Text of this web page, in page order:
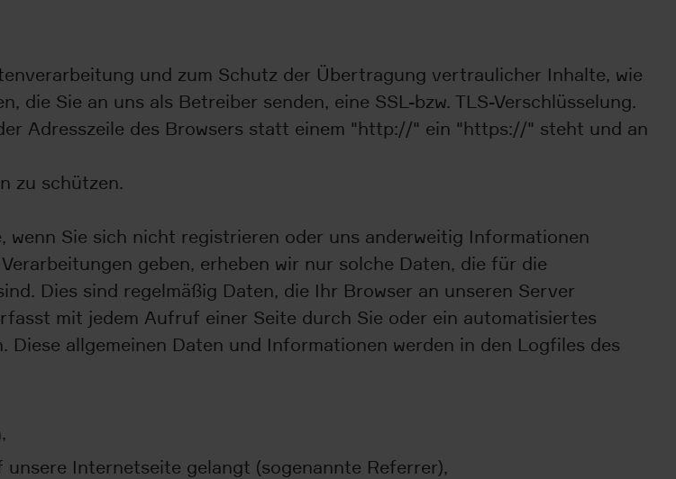
und zum Schutz der Übertragung vertraulicher Inhalte, wie
Sie an uns als Betreiber senden, eine SSL-bzw. TLS-Verschlüsselung.
Adresszeile des Browsers statt einem "http://" ein "https://" steht und an
zu schützen.
Sie sich nicht registrieren oder uns anderweitig Informationen
geben, erheben wir nur solche Daten, die für die
Dies sind regelmäßig Daten, die Ihr Browser an unseren Server
mit jedem Aufruf einer Seite durch Sie oder ein automatisiertes
allgemeinen Daten und Informationen werden in den Logfiles des
Internetseite gelangt (sogenannte Referrer),